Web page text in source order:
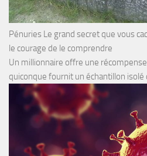
Pénuries Le grand secret que vous
le courage de le comprendre
Un millionnaire offre une
quiconque fournit un échantillon isolé